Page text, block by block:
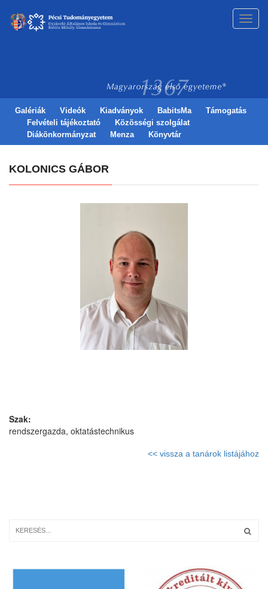
Galériák Videók Kiadványok BabitsMa
Támogatás
Felvételi tájékoztató
Közösségi szolgálat
Diákönkormányzat
Menza Könyvtár
KOLONICS GÁBOR
Szak:
rendszergazda, oktatástechnikus
<< vissza a tanárok listájához